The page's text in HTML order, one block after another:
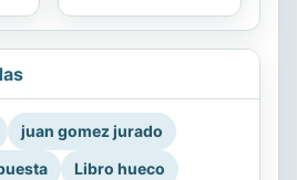
juan gomez jurado
Libro hueco